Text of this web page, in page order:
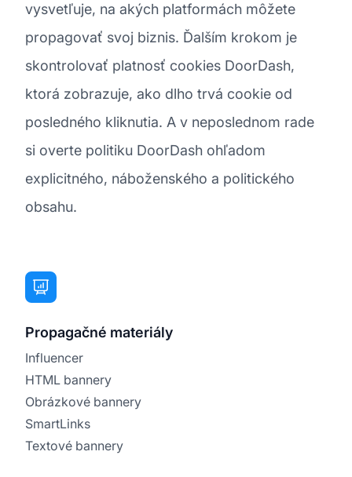
vysvetľuje, na akých platformách môžete
propagovať svoj biznis. Ďalším krokom je
skontrolovať platnosť cookies DoorDash,
ktorá zobrazuje, ako dlho trvá cookie od
posledného kliknutia. A v neposlednom rade
si overte politiku DoorDash ohľadom
explicitného, náboženského a politického
obsahu.
Propagačné materiály
Influencer
HTML bannery
Obrázkové bannery
SmartLinks
Textové bannery